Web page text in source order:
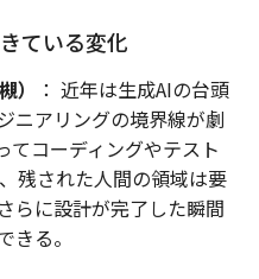
標は手の届く範囲に入る
とを提案している。
すれば、バスの電動化だ
影響を6.3％削減でき、1
されれば、輸送排出の3
ジェイソン・チャン氏
ている変化
）
： 近年は生成AIの台頭
ニアリングの境界線が劇
てコーディングやテスト
残された人間の領域は要
らに設計が完了した瞬間
きる。